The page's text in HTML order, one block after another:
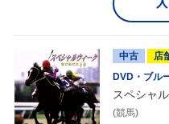
中古
店
DVD・ブル
スペシャ
(競馬)